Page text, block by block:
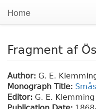
Home
Fragment af
Author: G. E.
Monograph Title:
Editor: G. E. Klemming